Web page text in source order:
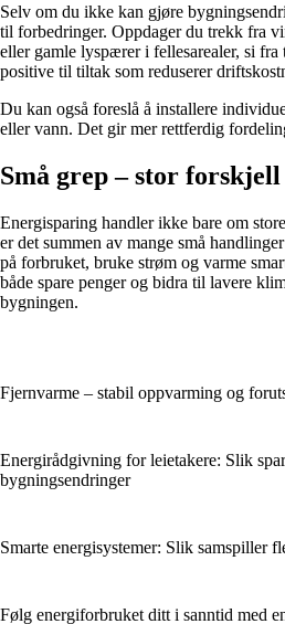
Selv om du ikke kan gjøre
til forbedringer. Oppdager du trekk fra
eller gamle lyspærer i fellesarealer, si
positive til tiltak som reduserer
Du kan også foreslå å installere
eller vann. Det gir mer rettferdig
Små grep – stor forskjell
Energisparing handler ikke bare om
er det summen av mange små
på forbruket, bruke strøm og varme
både spare penger og bidra til lavere
bygningen.
Fjernvarme – stabil oppvarming og
Energirådgivning for leietakere: Slik
bygningsendringer
Smarte energisystemer: Slik samspiller
Følg energiforbruket ditt i sanntid med